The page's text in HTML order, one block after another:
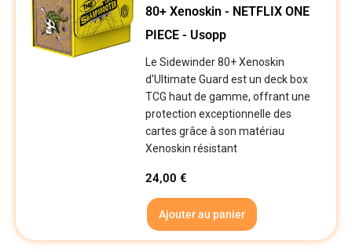
80+ Xenoskin - NETFLIX ONE
PIECE - Usopp
Le Sidewinder 80+ Xenoskin
d'Ultimate Guard est un deck box
TCG haut de gamme, offrant une
protection exceptionnelle des
cartes grâce à son matériau
Xenoskin résistant
24,00€
Ajouter au panier